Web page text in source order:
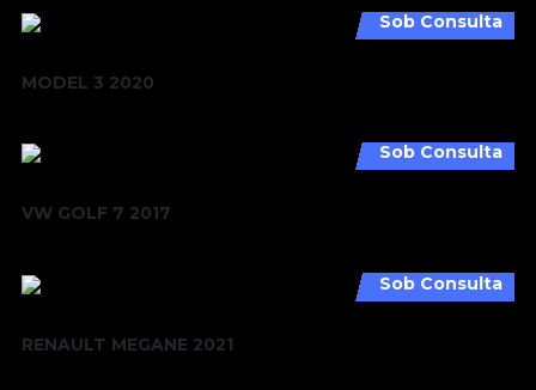
Sob Consulta
MODEL 3 2020
Sob Consulta
VW GOLF 7 2017
Sob Consulta
RENAULT MEGANE 2021